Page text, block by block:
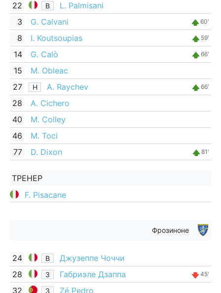
22
В
L. Palmisani
3
G. Calvani 60'
8 I. Koutsoupias 59'
14 G. Calò 66'
15
M. Obleac
27
Н A. Raychev 66'
28
A. Cichero
40
M. Colley
46
M. Toci
77
D. Dixon 81'
ТРЕНЕР
F. Pisacane
Фрозиноне
24 В
Джузеппе Чоччи
28
З Габриэле Дзаппа 45'
32 З
Zé Pedro